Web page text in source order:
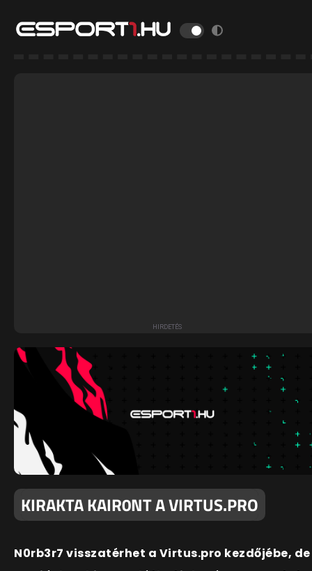
KIRAKTA KAIR0NT A VIRTUS.PRO
N0rb3r7 visszatérhet a Virtus.pro kezdőjébe, de